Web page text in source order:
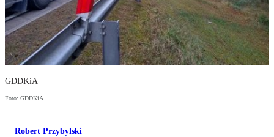
GDDKiA
Foto: GDDKiA
Robert Przybylski